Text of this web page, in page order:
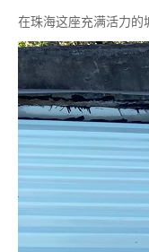
在珠海这座充满活力的